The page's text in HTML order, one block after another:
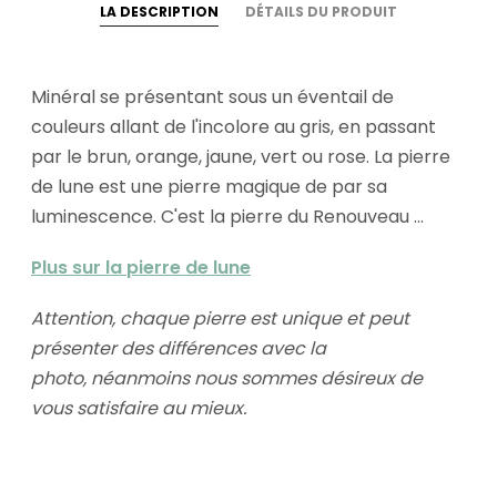
LA DESCRIPTION DÉTAILS DU PRODUIT
Minéral se présentant sous un éventail de
couleurs allant de l'incolore au gris, en passant
par le brun, orange, jaune, vert ou rose. La pierre
de lune est une pierre magique de par sa
luminescence. C'est la pierre du Renouveau ...
Plus sur la pierre de lune
Attention, chaque pierre est unique et peut
présenter des différences avec la
photo, néanmoins nous sommes désireux de
vous satisfaire au mieux.